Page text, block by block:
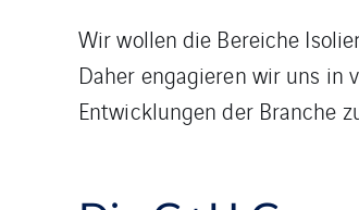
Wir wollen die Bereiche
Daher engagieren wir uns in
Entwicklungen der Branche